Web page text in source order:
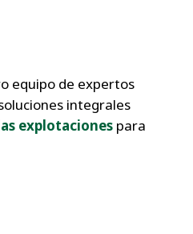
equipo de expertos
integrales
explotaciones para